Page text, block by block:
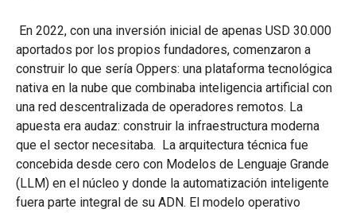
En 2022, con una inversión inicial de apenas USD 30.000
aportados por los propios fundadores, comenzaron a
construir lo que sería Oppers: una plataforma tecnológica
nativa en la nube que combinaba inteligencia artificial con
una red descentralizada de operadores remotos. La
apuesta era audaz: construir la infraestructura moderna
que el sector necesitaba. La arquitectura técnica fue
concebida desde cero con Modelos de Lenguaje Grande
(LLM) en el núcleo y donde la automatización inteligente
fuera parte integral de su ADN. El modelo operativo